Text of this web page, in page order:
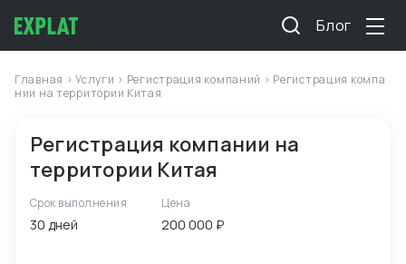
Блог
Главная >Услуги > Регистрация компаний > Регистрация компа
нии на территории Китая
Регистрация компании на
территории Китая
Срок выполнения
30 дней
Цена
200 000 ₽